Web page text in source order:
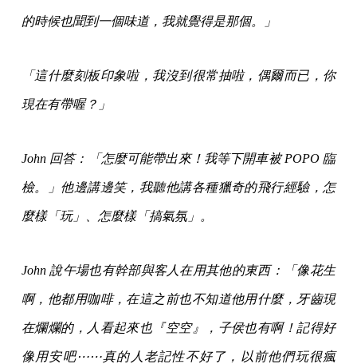
的時候也聞到一個味道，我就覺得是那個。」
「這什麼刻板印象啦，我沒到很常抽啦，偶爾而已，你
現在有帶喔？」
John 回答：「怎麼可能帶出來！我等下開車被 POPO 臨
檢。」他邊講邊笑，我聽他講各種獵奇的飛行經驗，怎
麼樣「玩」、怎麼樣「搞氣氛」。
John 說午場也有幹部與客人在用其他的東西：「像花生
啊，他都用咖啡，在這之前也不知道他用什麼，牙齒現
在爛爛的，人看起來也『空空』，子侯也有啊！記得好
像用安吧⋯⋯真的人老記性不好了，以前他們玩很瘋